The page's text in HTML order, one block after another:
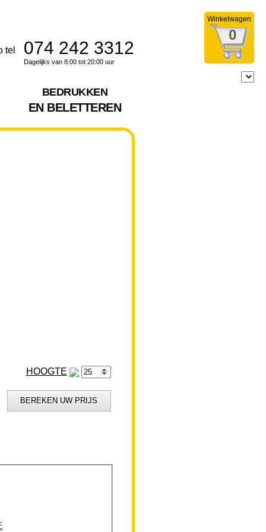
Winkelwagen
0
074 242 3312
Dagelijks van 8:00 tot 20:00 uur
BEDRUKKEN
EN BELETTEREN
HOOGTE